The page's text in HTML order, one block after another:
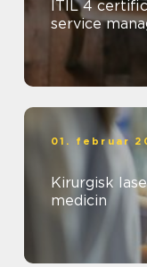
ITIL 4
service
01. februar
Kirurgisk
medicin